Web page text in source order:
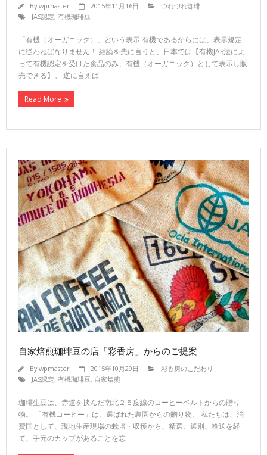
Bywpmaster 2015年11月16日
つれづれ珈琲
JAS認定, 有機珈琲豆
「有機（オーガニック）」という表示 有機であるからには、表示規定
に従わねばなりません！ 結論を先に言うと、日本では【有機JAS法によ
って有機認定を受けた食品のみ、有機（オーガニック）として表示し販
売できる】。 逆に言えば
Read More
自家焙煎珈琲豆の店「彩香房」からのご提案
Bywpmaster 2015年10月29日
彩香房のこだわり
JAS認定, 有機珈琲豆, 自家焙煎
珈琲生豆は、赤道を挟んだ南北２５度線のコーヒーベルトからの贈り
物。 「有機コーヒー」は、選ばれた農園からの贈り物。 私たちは、消
費国として、現地生産現場の栽培・収穫から、精選、選別、輸送を経
て、手元のカップがあることを忘